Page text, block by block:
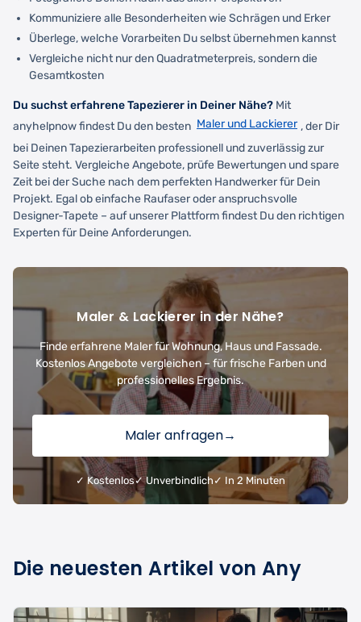
Kommuniziere alle Besonderheiten wie Schrägen und Erker
Überlege, welche Vorarbeiten Du selbst übernehmen kannst
Vergleiche nicht nur den Quadratmeterpreis, sondern die
Gesamtkosten
Du suchst erfahrene Tapezierer in Deiner Nähe? Mit
anyhelpnow findest Du den besten Maler und Lackierer , der Dir
bei Deinen Tapezierarbeiten professionell und zuverlässig zur
Seite steht. Vergleiche Angebote, prüfe Bewertungen und spare
Zeit bei der Suche nach dem perfekten Handwerker für Dein
Projekt. Egal ob einfache Raufaser oder anspruchsvolle
Designer-Tapete – auf unserer Plattform findest Du den richtigen
Experten für Deine Anforderungen.
Maler & Lackierer in der Nähe?
Finde erfahrene Maler für Wohnung, Haus und Fassade.
Kostenlos Angebote vergleichen – für frische Farben und
professionelles Ergebnis.
Maler anfragen→
✓ Kostenlos✓ Unverbindlich ✓ In 2 Minuten
Die neuesten Artikel von Any